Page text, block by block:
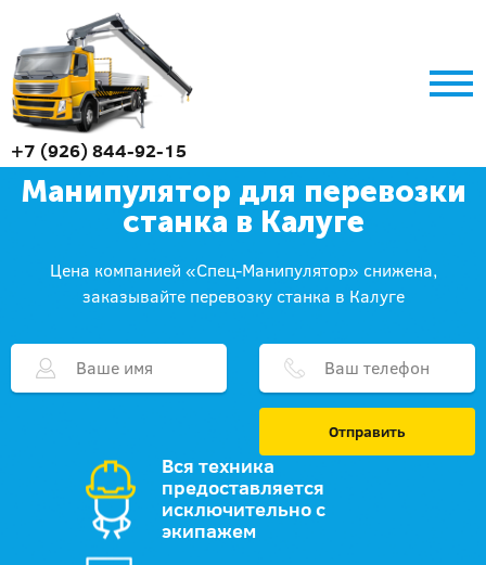
+7 (926) 844-92-15
Манипулятор для перевозки
станка в Калуге
Цена компанией «Спец-Манипулятор» снижена,
заказывайте перевозку станка в Калуге
Отправить
Вся техника
предоставляется
исключительно с
экипажем